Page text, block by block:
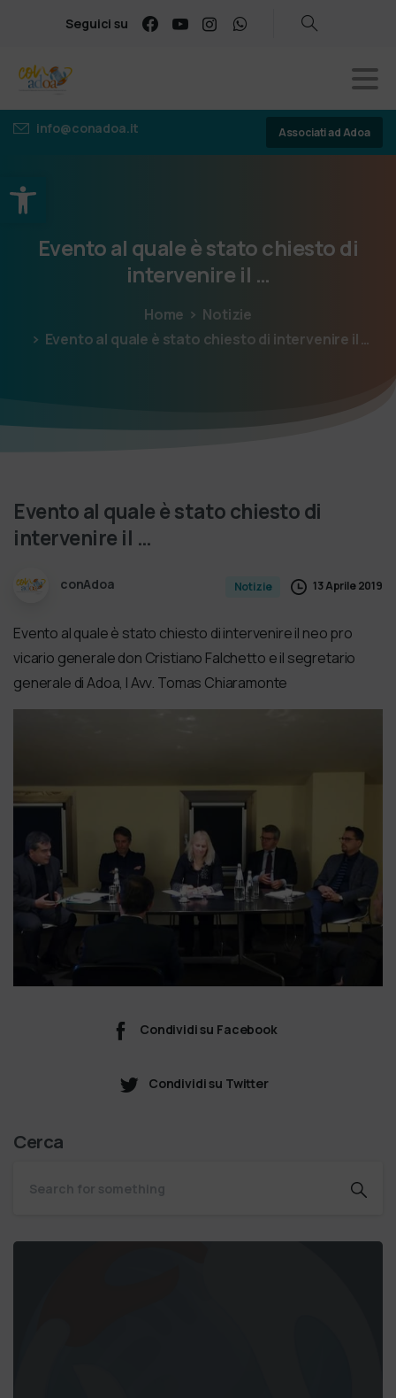
Apri la barra degli strumenti
Seguici su
info@conadoa.it Associati ad Adoa
Eventoal qualeèstatochiestodi
intervenire il …
Home
Notizie
Evento al quale è stato chiesto di intervenire il …
Eventoal qualeèstatochiestodi
intervenire il …
conAdoa Notizie 13 Aprile 2019
Evento al quale è stato chiesto di intervenire il neo pro
vicario generale don Cristiano Falchetto e il segretario
generale di Adoa, l Avv. Tomas Chiaramonte
Condividi su Facebook
Condividi su Twitter
Cerca